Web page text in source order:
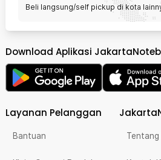
Beli langsung/self pickup di kota
Download Aplikasi
Layanan Pelanggan
Bantuan Tentang